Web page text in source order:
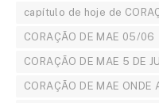
capítulo de hoje de
CORAÇÃO DE MAE 05/06
CORAÇÃO DE MAE 5 DE
CORAÇÃO DE MAE ONDE